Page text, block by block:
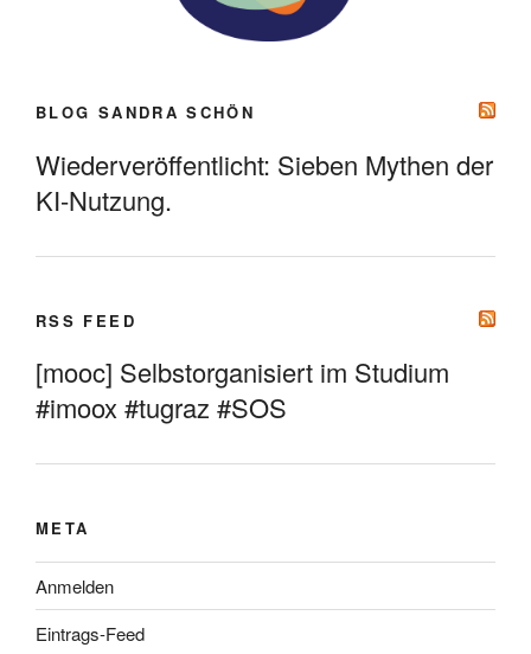
BLOG SANDRA SCHÖN
Wiederveröffentlicht: Sieben Mythen der
KI-Nutzung.
RSS FEED
[mooc] Selbstorganisiert im Studium
#imoox #tugraz #SOS
META
Anmelden
Eintrags-Feed